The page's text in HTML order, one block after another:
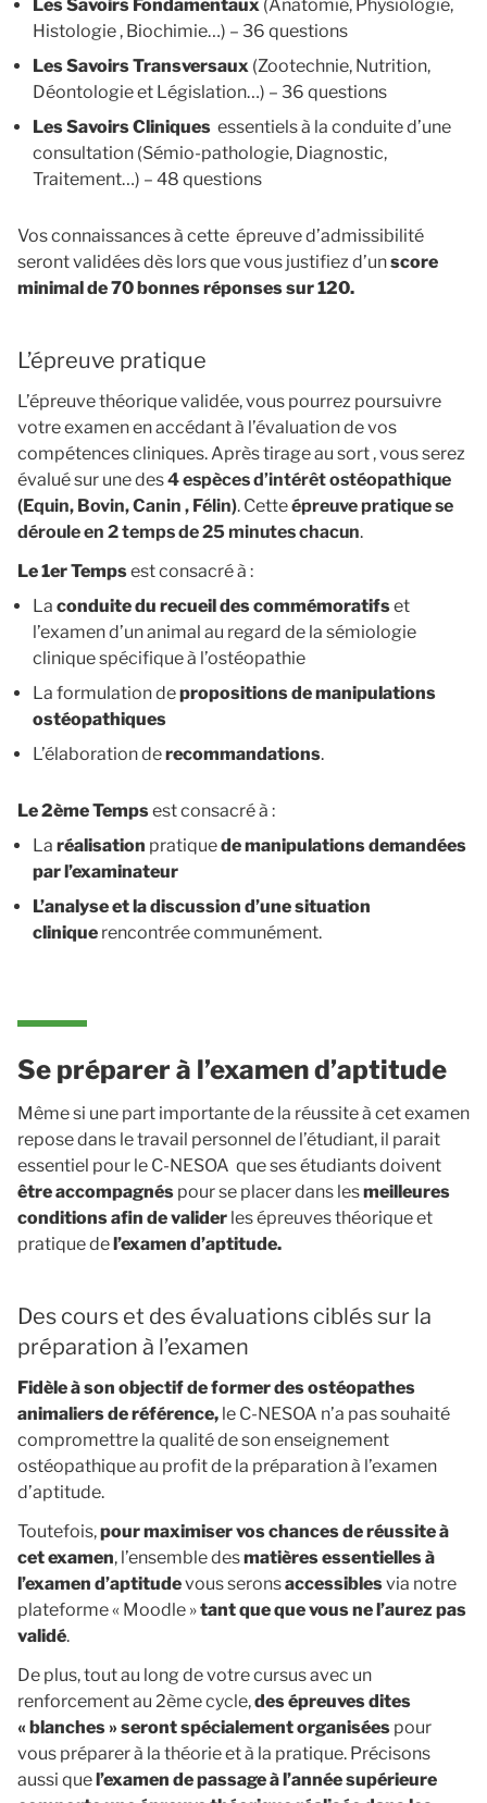
Les Savoirs Fondamentaux (Anatomie, Physiologie,
Histologie , Biochimie…) – 36 questions
Les Savoirs Transversaux (Zootechnie, Nutrition,
Déontologie et Législation…) – 36 questions
Les Savoirs Cliniques essentiels à la conduite d’une
consultation (Sémio-pathologie, Diagnostic,
Traitement…) – 48 questions
Vos connaissances à cette épreuve d’admissibilité
seront validées dès lors que vous justifiez d’unscore
minimal de 70 bonnes réponses sur 120.
L’épreuve pratique
L’épreuve théorique validée, vous pourrez poursuivre
votre examen en accédant à l’évaluation de vos
compétences cliniques. Après tirage au sort , vous serez
évalué sur une des4 espèces d’intérêt ostéopathique
(Equin, Bovin, Canin , Félin). Cetteépreuve pratique se
déroule en 2 temps de 25 minutes chacun.
Le 1er Tempsest consacré à :
La conduite du recueil des commémoratifset
l’examen d’un animal au regard de la sémiologie
clinique spécifique à l’ostéopathie
La formulation depropositions de manipulations
ostéopathiques
L’élaboration derecommandations.
Le 2ème Tempsest consacré à :
La réalisation pratiquede manipulations demandées
par l’examinateur
L’analyse et la discussion d’une situation
clinique rencontrée communément.
Se préparer à l’examen d’aptitude
Même si une part importante de la réussite à cet examen
repose dans le travail personnel de l’étudiant, il parait
essentiel pour le C-NESOA que ses étudiants doivent
être accompagnés pour se placer dans lesmeilleures
conditions afin de valider les épreuves théorique et
pratique del’examen d’aptitude.
Des cours et des évaluations ciblés sur la
préparation à l’examen
Fidèle à son objectif de former des ostéopathes
animaliers de référence, le C-NESOA n’a pas souhaité
compromettre la qualité de son enseignement
ostéopathique au profit de la préparation à l’examen
d’aptitude.
Toutefois,pour maximiser vos chances de réussite à
cet examen, l’ensemble desmatières essentielles à
l’examen d’aptitudevous seronsaccessiblesvia notre
plateforme « Moodle »tant que que vous ne l’aurez pas
validé.
De plus, tout au long de votre cursus avec un
renforcement au 2ème cycle,des épreuves dites
« blanches » seront spécialement organisées pour
vous préparer à la théorie et à la pratique. Précisons
aussi quel’examen de passage à l’année supérieure